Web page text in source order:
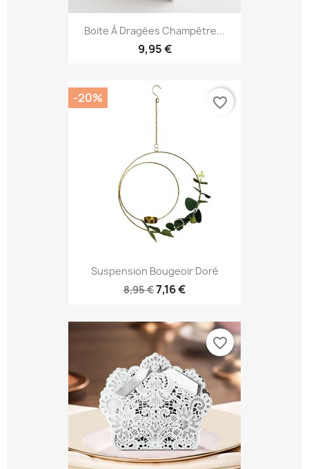
Boite À Dragées Champêtre...
9,95 €
Suspension Bougeoir Doré
8,95 €7,16 €
-20% favorite_border
favorite_border